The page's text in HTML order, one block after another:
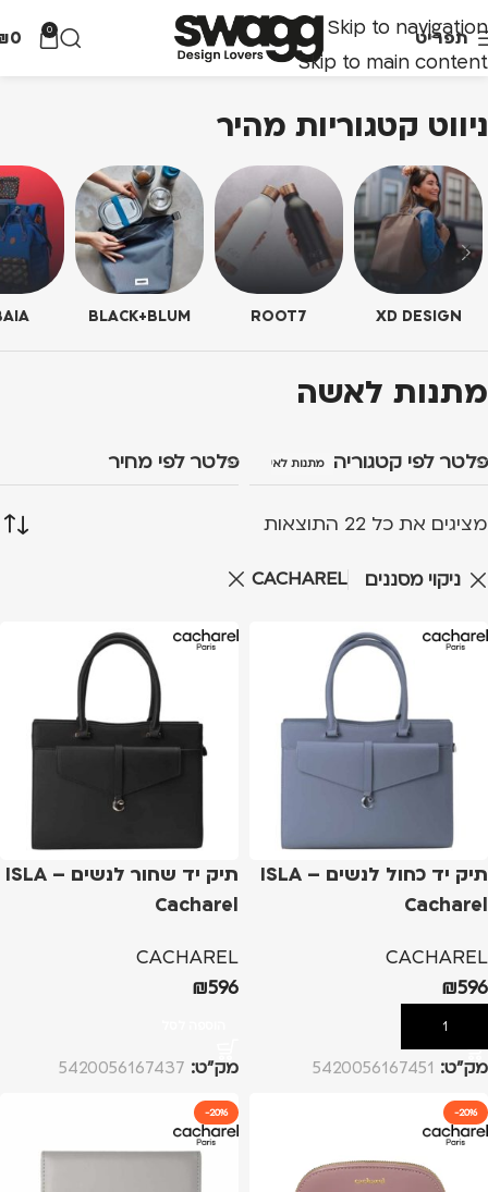
Skip to navigation
Skip to main content
תפריט 0
0
ניווט קטגוריות מהיר
XD DESIGN
ROOT7
BLACK+BLUM
מתנות לאשה
פלטר לפי קטגוריה מתנות לאשה פלטר לפי מחיר
מציגים את כל ⁦22⁩ התוצאות
ניקוי מסננים CACHAREL
תיק יד כחול לנשים ISLA –
Cacharel
CACHAREL
₪596
הוספה לסל
מק”ט: 5420056167451
תיק יד שחור לנשים ISLA –
Cacharel
CACHAREL
₪596
מק”ט: 5420056167437
-20%
-20%